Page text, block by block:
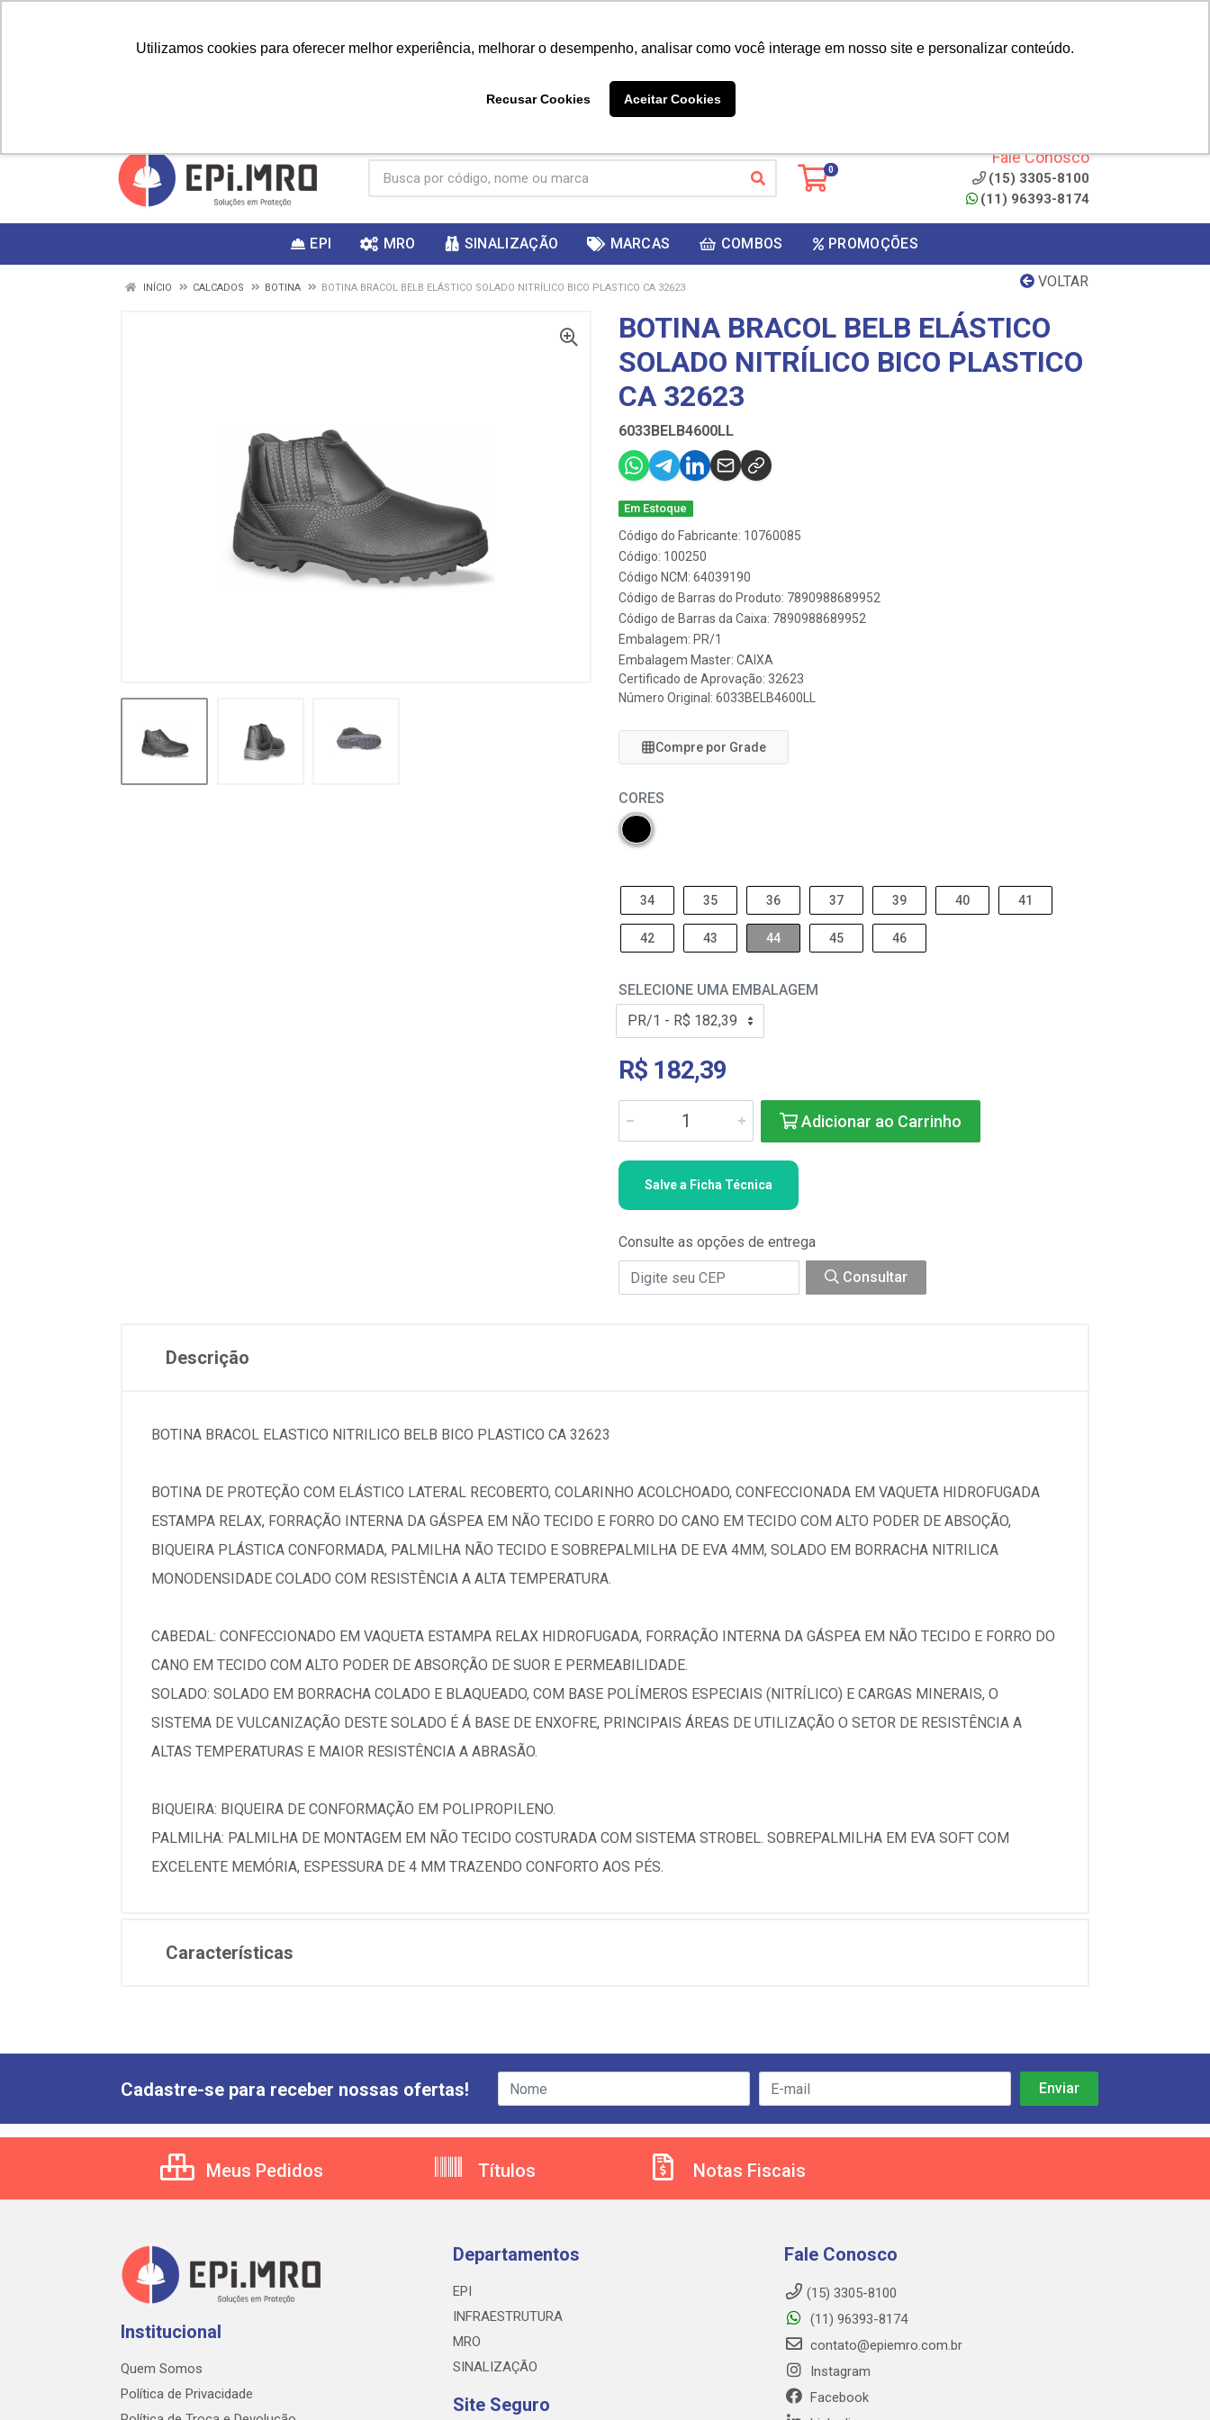
Utilizamos cookies para oferecer melhor experiência, melhorar o desempenho, analisar como você interage em nosso site e personalizar conteúdo.
Recusar Cookies Aceitar Cookies
ganhar
0
Fale Conosco
(15) 3305-8100
(11) 96393-8174
EPI MRO SINALIZAÇÃO MARCAS COMBOS PROMOÇÕES
VOLTAR
INÍCIO CALCADOS BOTINA BOTINA BRACOL BELB ELÁSTICO SOLADO NITRÍLICO BICO PLASTICO CA 32623
BOTINA BRACOL BELB ELÁSTICO
SOLADO NITRÍLICO BICO PLASTICO
CA 32623
6033BELB4600LL
Em Estoque
Código do Fabricante: 10760085
Código: 100250
Código NCM: 64039190
Código de Barras do Produto: 7890988689952
Código de Barras da Caixa: 7890988689952
Embalagem: PR/1
Embalagem Master: CAIXA
Certificado de Aprovação: 32623
Número Original: 6033BELB4600LL
Compre por Grade
CORES
34 35 36 37 39 40 41
42 43 44 45 46
SELECIONE UMA EMBALAGEM
R$ 182,39
Adicionar ao Carrinho
Salve a Ficha Técnica
Consulte as opções de entrega
Consultar
Descrição
BOTINA BRACOL ELASTICO NITRILICO BELB BICO PLASTICO CA 32623
BOTINA DE PROTEÇÃO COM ELÁSTICO LATERAL RECOBERTO, COLARINHO ACOLCHOADO, CONFECCIONADA EM VAQUETA HIDROFUGADA
ESTAMPA RELAX, FORRAÇÃO INTERNA DA GÁSPEA EM NÃO TECIDO E FORRO DO CANO EM TECIDO COM ALTO PODER DE ABSOÇÃO,
BIQUEIRA PLÁSTICA CONFORMADA, PALMILHA NÃO TECIDO E SOBREPALMILHA DE EVA 4MM, SOLADO EM BORRACHA NITRILICA
MONODENSIDADE COLADO COM RESISTÊNCIA A ALTA TEMPERATURA.
CABEDAL: CONFECCIONADO EM VAQUETA ESTAMPA RELAX HIDROFUGADA, FORRAÇÃO INTERNA DA GÁSPEA EM NÃO TECIDO E FORRO DO
CANO EM TECIDO COM ALTO PODER DE ABSORÇÃO DE SUOR E PERMEABILIDADE.
SOLADO: SOLADO EM BORRACHA COLADO E BLAQUEADO, COM BASE POLÍMEROS ESPECIAIS (NITRÍLICO) E CARGAS MINERAIS, O
SISTEMA DE VULCANIZAÇÃO DESTE SOLADO É Á BASE DE ENXOFRE, PRINCIPAIS ÁREAS DE UTILIZAÇÃO O SETOR DE RESISTÊNCIA A
ALTAS TEMPERATURAS E MAIOR RESISTÊNCIA A ABRASÃO.
BIQUEIRA: BIQUEIRA DE CONFORMAÇÃO EM POLIPROPILENO.
PALMILHA: PALMILHA DE MONTAGEM EM NÃO TECIDO COSTURADA COM SISTEMA STROBEL. SOBREPALMILHA EM EVA SOFT COM
EXCELENTE MEMÓRIA, ESPESSURA DE 4 MM TRAZENDO CONFORTO AOS PÉS.
Características
Cadastre-se para receber nossas ofertas!
Meus Pedidos Títulos Notas Fiscais
Institucional
Quem Somos
Política de Privacidade
Departamentos
EPI
INFRAESTRUTURA
MRO
SINALIZAÇÃO
Site Seguro
Fale Conosco
(15) 3305-8100
(11) 96393-8174
contato@epiemro.com.br
Instagram
Facebook